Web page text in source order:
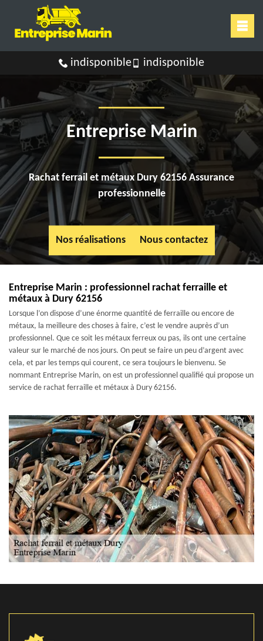
indisponible indisponible
Entreprise Marin
Rachat ferrail et métaux Dury 62156 Assurance
professionnelle
Nos réalisations Nous contactez
Entreprise Marin : professionnel rachat ferraille et
métaux à Dury 62156
Lorsque l’on dispose d’une énorme quantité de ferraille ou encore de
métaux, la meilleure des choses à faire, c’est le vendre auprès d’un
professionnel. Que ce soit les métaux ferreux ou pas, ils ont une certaine
valeur sur le marché de nos jours. On peut se faire un peu d’argent avec
cela, et par les temps qui courent, ce sera toujours le bienvenu. Se
nommant Entreprise Marin, on est un professionnel qualifié qui propose un
service de rachat ferraille et métaux à Dury 62156.